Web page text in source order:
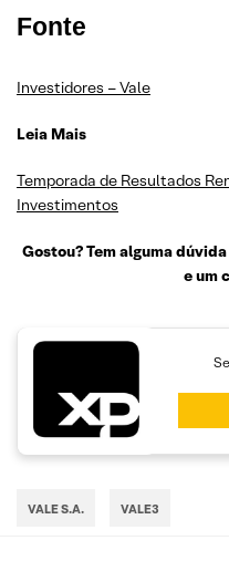
Fonte
Investidores – Vale
Leia Mais
Temporada de Resultados
Investimentos
Gostou? Tem alguma
e um
VALE S.A. VALE3